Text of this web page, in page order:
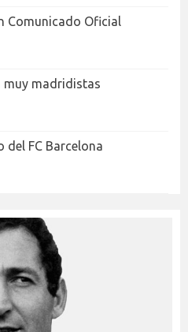
Comunicado Oficial
muy madridistas
del FC Barcelona